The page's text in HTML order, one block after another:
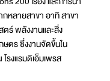
กหลายสาขา อาทิ สาขา
ร์ พลังงานและสิ่ง
ษตร ซึ่งงานจัดขึ้นใน
งแรมดิเอ็มเพรส